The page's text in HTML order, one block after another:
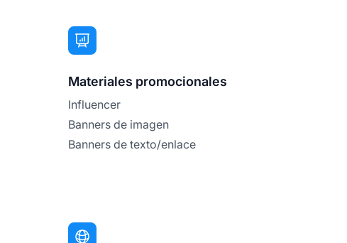
Materiales promocionales
Influencer
Banners de imagen
Banners de texto/enlace